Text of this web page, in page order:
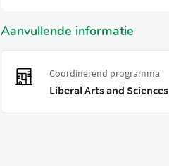
Aanvullende informatie
Coordinerend programma
Liberal Arts and Sciences